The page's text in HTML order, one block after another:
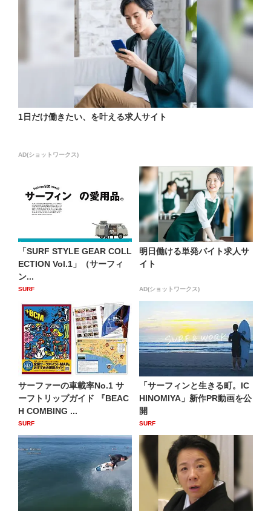
1日だけ働きたい、を叶える求人サイト
AD(ショットワークス)
「SURF STYLE GEAR COLL
ECTION Vol.1」（サーフィ
ン...
SURF
明日働ける単発バイト求人サ
イト
AD(ショットワークス)
サーファーの車載率No.1 サ
ーフトリップガイド 『BEAC
H COMBING ...
SURF
「サーフィンと生きる町。IC
HINOMIYA」新作PR動画を公
開
SURF